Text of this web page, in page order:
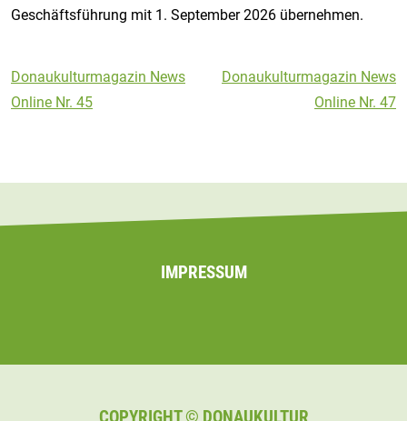
Geschäftsführung mit 1. September 2026 übernehmen.
Beitragsnavigation
Donaukulturmagazin News
Online Nr. 45
Donaukulturmagazin News
Online Nr. 47
IMPRESSUM